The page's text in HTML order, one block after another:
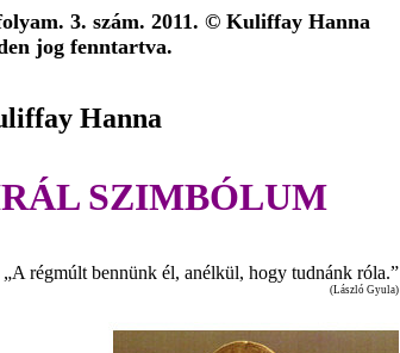
. 3. szám. 2011. © Kuliffay Hanna
jog fenntartva.
Hanna
SZIMBÓLUM
„A régmúlt bennünk él, anélkül, hogy tudnánk róla.”
(László Gyula)